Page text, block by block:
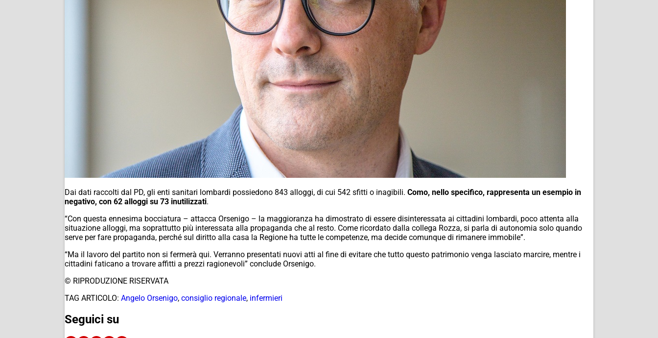
Dai dati raccolti dal PD, gli enti sanitari lombardi possiedono 843 alloggi, di cui 542 sfitti o inagibili. Como, nello specifico, rappresenta un esempio in
negativo, con 62 alloggi su 73 inutilizzati.
“Con questa ennesima bocciatura – attacca Orsenigo – la maggioranza ha dimostrato di essere disinteressata ai cittadini lombardi, poco attenta alla
situazione alloggi, ma soprattutto più interessata alla propaganda che al resto. Come ricordato dalla collega Rozza, si parla di autonomia solo quando
serve per fare propaganda, perché sul diritto alla casa la Regione ha tutte le competenze, ma decide comunque di rimanere immobile”.
“Ma il lavoro del partito non si fermerà qui. Verranno presentati nuovi atti al fine di evitare che tutto questo patrimonio venga lasciato marcire, mentre i
cittadini faticano a trovare affitti a prezzi ragionevoli” conclude Orsenigo.
© RIPRODUZIONE RISERVATA
TAG ARTICOLO: Angelo Orsenigo, consiglio regionale, infermieri
Seguici su